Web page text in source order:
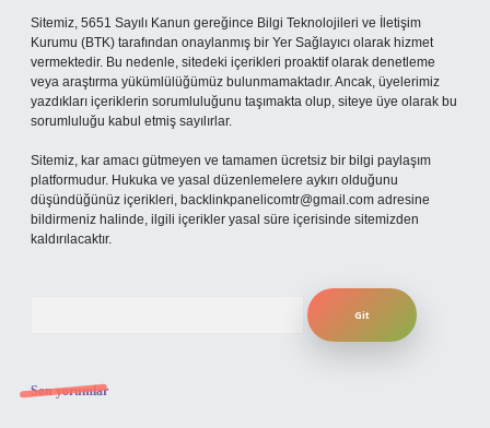
Sitemiz, 5651 Sayılı Kanun gereğince Bilgi Teknolojileri ve İletişim
Kurumu (BTK) tarafından onaylanmış bir Yer Sağlayıcı olarak hizmet
vermektedir. Bu nedenle, sitedeki içerikleri proaktif olarak denetleme
veya araştırma yükümlülüğümüz bulunmamaktadır. Ancak, üyelerimiz
yazdıkları içeriklerin sorumluluğunu taşımakta olup, siteye üye olarak bu
sorumluluğu kabul etmiş sayılırlar.
Sitemiz, kar amacı gütmeyen ve tamamen ücretsiz bir bilgi paylaşım
platformudur. Hukuka ve yasal düzenlemelere aykırı olduğunu
düşündüğünüz içerikleri, backlinkpanelicomtr@gmail.com adresine
bildirmeniz halinde, ilgili içerikler yasal süre içerisinde sitemizden
kaldırılacaktır.
Son yorumlar